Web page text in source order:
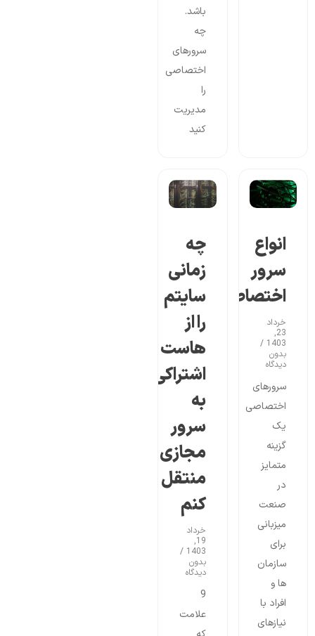
باشد.
چه
سرورهای
اختصاصی
مدیریت
کنید
انواع
سرور
اختصاصی
خرداد
23,
1403
بدون
دیدگاه
سرورهای
اختصاصی
یک
گزینه
متمایز
در
صنعت
میزبانی
برای
سازمان
ها و
افراد با
نیازهای
چه
زمانی
سایتم
را از
هاست
اشتراکی
به
سرور
مجازی
منتقل
کنم
خرداد
19,
1403
بدون
دیدگاه
9
علامت